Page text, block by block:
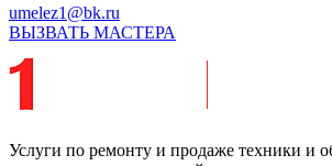
umelez1@bk.ru
ВЫЗВАТЬ МАСТЕРА
Услуги по ремонту и продаже техники и